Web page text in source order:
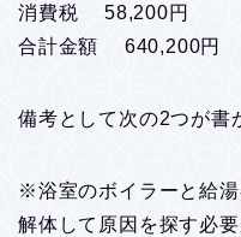
消費税 58,200円
合計金額 640,200円
備考として次の2つが書
※浴室のボイラーと給
解体して原因を探す必